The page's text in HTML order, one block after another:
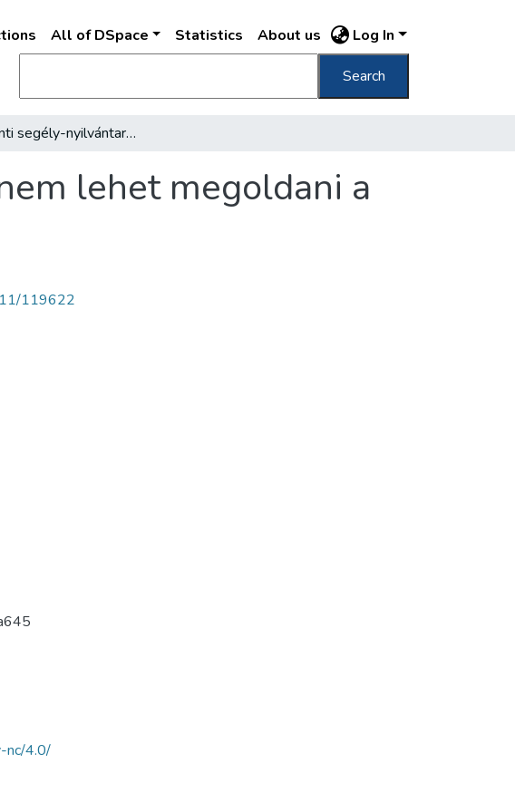
All of DSpace Statistics About us Log In
Search
Központi segély-nyilvántartó nélkül nem lehet megoldani a jótékony támogatás problémáját
lehet megoldani a
119622
nc/4.0/